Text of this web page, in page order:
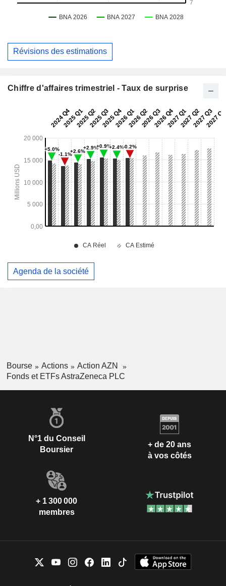
Révisions des estimations
Chiffre d'affaires trimestriel - Taux de surprise
Agenda de la société
Bourse Actions
Action AZN
Fonds et ETFs AstraZeneca PLC
N°1 du Conseil
Boursier
+ de 20 ans
à vos côtés
+ 1 300 000
membres